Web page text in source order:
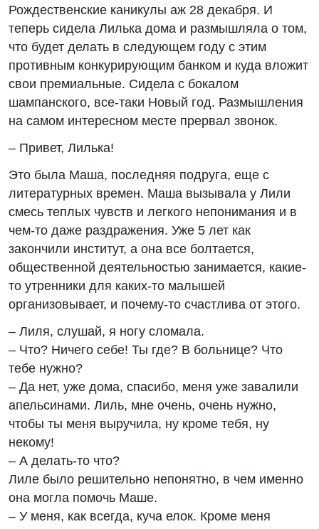
Рождественские каникулы аж 28 декабря. И
теперь сидела Лилька дома и размышляла о том,
что будет делать в следующем году с этим
противным конкурирующим банком и куда вложит
свои премиальные. Сидела с бокалом
шампанского, все-таки Новый год. Размышления
на самом интересном месте прервал звонок.
– Привет, Лилька!
Это была Маша, последняя подруга, еще с
литературных времен. Маша вызывала у Лили
смесь теплых чувств и легкого непонимания и в
чем-то даже раздражения. Уже 5 лет как
закончили институт, а она все болтается,
общественной деятельностью занимается, какие-
то утренники для каких-то малышей
организовывает, и почему-то счастлива от этого.
– Лиля, слушай, я ногу сломала.
– Что? Ничего себе! Ты где? В больнице? Что
тебе нужно?
– Да нет, уже дома, спасибо, меня уже завалили
апельсинами. Лиль, мне очень, очень нужно,
чтобы ты меня выручила, ну кроме тебя, ну
некому!
– А делать-то что?
Лиле было решительно непонятно, в чем именно
она могла помочь Маше.
– У меня, как всегда, куча елок. Кроме меня